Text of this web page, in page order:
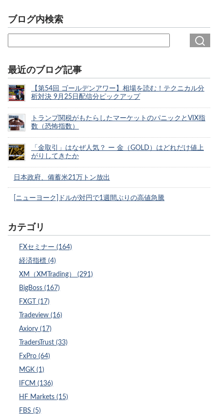
ブログ内検索
最近のブログ記事
【第54回 ゴールデンアワー】相場を読む！テクニカル分
析対決 9月25日配信分ピックアップ
トランプ関税がもたらしたマーケットのパニックとVIX指
数（恐怖指数）
「金取引」はなぜ人気？ ー 金（GOLD）はどれだけ値上
がりしてきたか
日本政府、備蓄米21万トン放出
[ニューヨーク]ドルが対円で1週間ぶりの高値急騰
カテゴリ
FXセミナー (164)
経済指標 (4)
XM（XMTrading） (291)
BigBoss (167)
FXGT (17)
Tradeview (16)
Axiory (17)
TradersTrust (33)
FxPro (64)
MGK (1)
IFCM (136)
HF Markets (15)
FBS (5)